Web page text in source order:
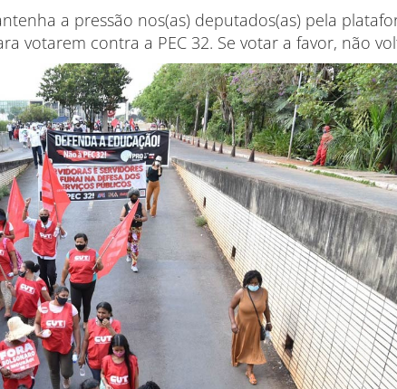
a pressão nos(as) deputados(as) pela
votarem contra a PEC 32. Se votar a favor, não